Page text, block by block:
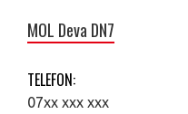
MOL Deva DN7
TELEFON:
07xx xxx xxx